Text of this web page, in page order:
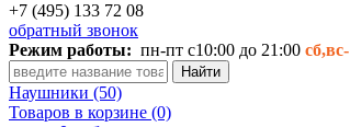
+7 (495) 133 72 08
обратный звонок
Режим работы: пн-пт с10:00 до 21:00 сб,вс-
Наушники (50)
Товаров в корзине (0)